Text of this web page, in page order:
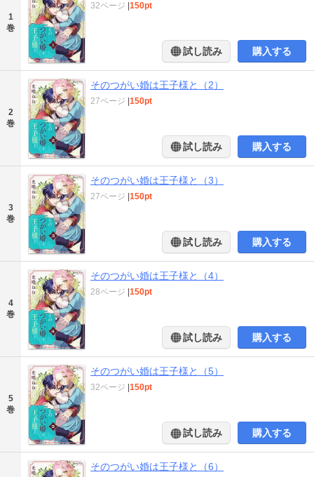
1
巻
32ページ 150pt
試し読み 購入する
2
巻
そのつがい婚は王子様と（2）
27ページ 150pt
試し読み 購入する
3
巻
そのつがい婚は王子様と（3）
27ページ 150pt
試し読み 購入する
4
巻
そのつがい婚は王子様と（4）
28ページ 150pt
試し読み 購入する
5
巻
そのつがい婚は王子様と（5）
32ページ 150pt
試し読み 購入する
そのつがい婚は王子様と（6）